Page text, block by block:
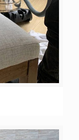
Taquara